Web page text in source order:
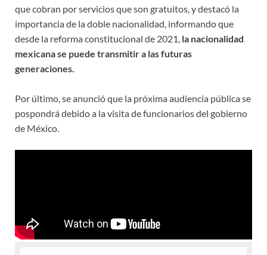
que cobran por servicios que son gratuitos, y destacó la
importancia de la doble nacionalidad, informando que
desde la reforma constitucional de 2021, la nacionalidad
mexicana se puede transmitir a las futuras
generaciones.
Por último, se anunció que la próxima audiencia pública se
pospondrá debido a la visita de funcionarios del gobierno
de México.